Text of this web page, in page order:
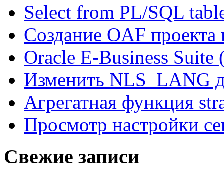
Select from PL/SQL
Создание OAF проекта
Oracle E-Business Suite
Изменить NLS_LANG
Агрегатная функция
Просмотр настройки
Свежие записи